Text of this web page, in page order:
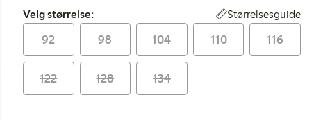
Velg størrelse:
Velg størrelse: Størrelsesguide
92 98 104 110 116
122 128 134